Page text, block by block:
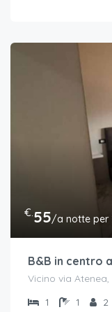
€.55/a notte per
Vicino via
1
1 2